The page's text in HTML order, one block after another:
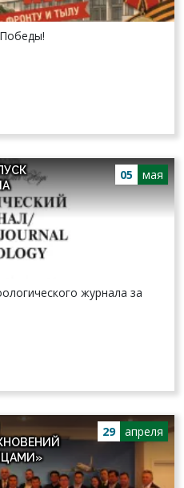
05 мая
журнала за
29 апреля